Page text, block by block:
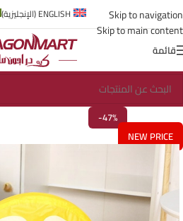
Skip to navigation
Skip to main content
ENGLISH
(الإنجليزية)
قائمة
-47%
NEW PRICE